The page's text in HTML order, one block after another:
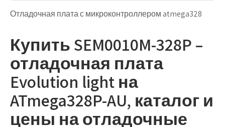
Отладочная плата с микроконтроллером atmega328
Купить SEM0010M-328P –
отладочная плата
Evolution light на
ATmega328P-AU, каталог и
цены на отладочные